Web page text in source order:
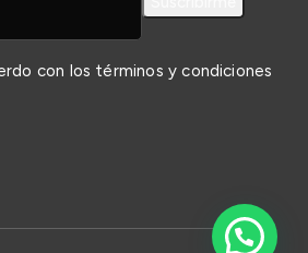
con los términos y condiciones